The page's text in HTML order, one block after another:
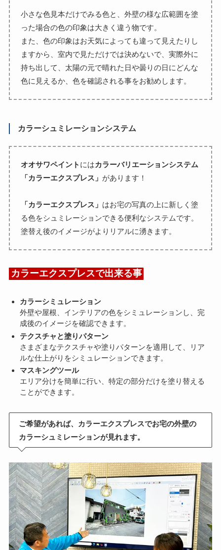
小さな色見本だけでみる色と、外壁の様な広範囲を塗
った場合の色の印象は大きく違う物です。
また、色の印象はお天気によっても違って見えたりし
ますから、室内で見ただけでは決めないで、実際外に
持ち出して、太陽の元で晴れた日や曇りの日にどんな
色に見えるか、色を確認される事をお勧めします。
カラーシュミレーションシステム
オオサワペイント にはカラーバリエーションシステム
「カラーエクスプレス」 があります！
「カラーエクスプレス」 はお宅の写真の上に新しく塗
る色をシュミレーションできる便利なシステムです。
塗替え後のイメージがよりリアルに湧きます。
カラーエクスプレスで出来る事
カラーシミュレーション
外壁や屋根、インテリアの色をシミュレーションし、完
成後のイメージを確認できます。
テクスチャと塗りパターン
さまざまなテクスチャや塗りパターンを適用して、リア
ルな仕上がりをシミュレーションできます。
マスキングツール
エリア分けを簡単に行い、特定の部分だけを塗り替える
ことができます。
ご希望があれば、カラーエクスプレスでお宅の外壁の
カラーシュミレーションが見れます。